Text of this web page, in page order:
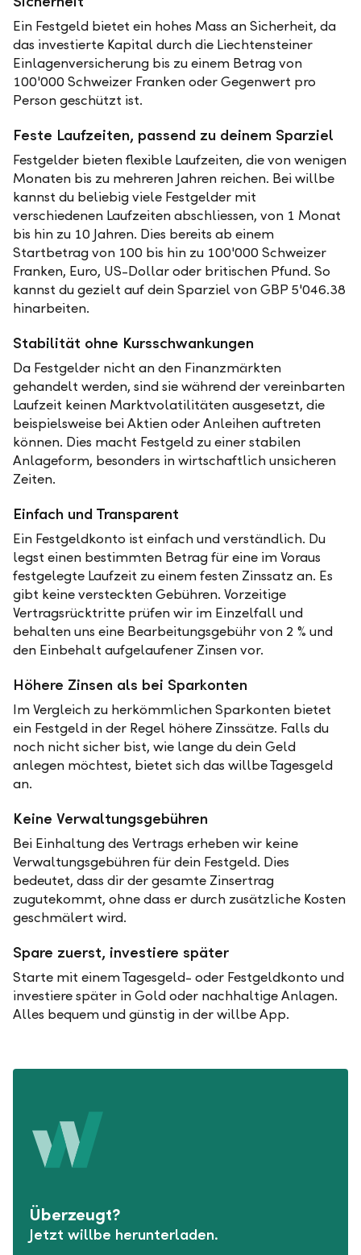
Ein Festgeld bietet ein hohes Mass an Sicherheit, da
das investierte Kapital durch die Liechtensteiner
Einlagenversicherung bis zu einem Betrag von
100'000 Schweizer Franken oder Gegenwert pro
Person geschützt ist.
Feste Laufzeiten, passend zu deinem Sparziel
Festgelder bieten flexible Laufzeiten, die von wenigen
Monaten bis zu mehreren Jahren reichen. Bei willbe
kannst du beliebig viele Festgelder mit
verschiedenen Laufzeiten abschliessen, von 1 Monat
bis hin zu 10 Jahren. Dies bereits ab einem
Startbetrag von 100 bis hin zu 100'000 Schweizer
Franken, Euro, US-Dollar oder britischen Pfund. So
kannst du gezielt auf dein Sparziel von GBP 5'046.38
hinarbeiten.
Stabilität ohne Kursschwankungen
Da Festgelder nicht an den Finanzmärkten
gehandelt werden, sind sie während der vereinbarten
Laufzeit keinen Marktvolatilitäten ausgesetzt, die
beispielsweise bei Aktien oder Anleihen auftreten
können. Dies macht Festgeld zu einer stabilen
Anlageform, besonders in wirtschaftlich unsicheren
Zeiten.
Einfach und Transparent
Ein Festgeldkonto ist einfach und verständlich. Du
legst einen bestimmten Betrag für eine im Voraus
festgelegte Laufzeit zu einem festen Zinssatz an. Es
gibt keine versteckten Gebühren. Vorzeitige
Vertragsrücktritte prüfen wir im Einzelfall und
behalten uns eine Bearbeitungsgebühr von 2 % und
den Einbehalt aufgelaufener Zinsen vor.
Höhere Zinsen als bei Sparkonten
Im Vergleich zu herkömmlichen Sparkonten bietet
ein Festgeld in der Regel höhere Zinssätze. Falls du
noch nicht sicher bist, wie lange du dein Geld
anlegen möchtest, bietet sich das willbe Tagesgeld
an.
Keine Verwaltungsgebühren
Bei Einhaltung des Vertrags erheben wir keine
Verwaltungsgebühren für dein Festgeld. Dies
bedeutet, dass dir der gesamte Zinsertrag
zugutekommt, ohne dass er durch zusätzliche Kosten
geschmälert wird.
Spare zuerst, investiere später
Starte mit einem Tagesgeld- oder Festgeldkonto und
investiere später in Gold oder nachhaltige Anlagen.
Alles bequem und günstig in der willbe App.
Überzeugt?
Jetzt willbe herunterladen.